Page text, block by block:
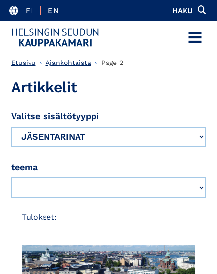
FI EN HAKU
MENU
Etusivu Ajankohtaista Page 2
Artikkelit
Valitse sisältötyyppi
teema
Tulokset: